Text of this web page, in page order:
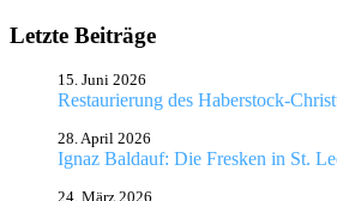
Letzte Beiträge
Restaurierung des Haberstock-
15. Juni 2026
Ignaz Baldauf: Die Fresken in St.
28. April 2026
24. März 2026